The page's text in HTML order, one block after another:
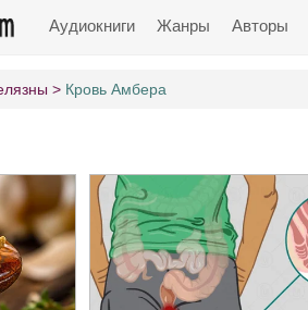
Аудиокниги Жанры Авторы
Кровь Амбера